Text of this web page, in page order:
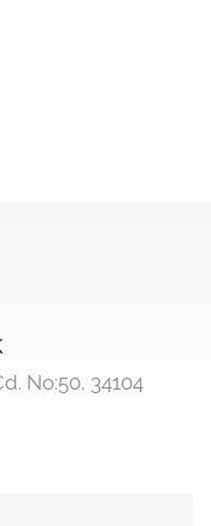
No:50, 34104